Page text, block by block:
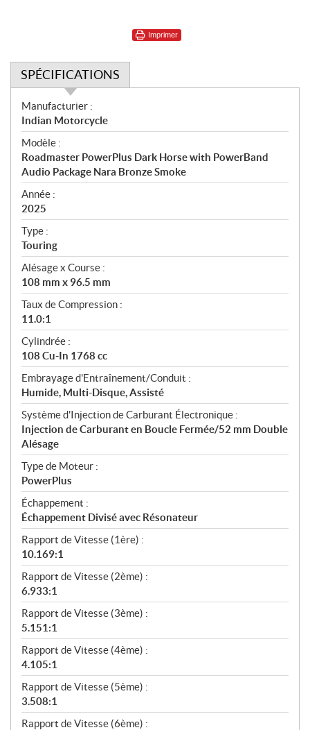
Imprimer
SPÉCIFICATIONS
S
p
é
c
i
f
i
c
a
t
i
o
n
s
Manufacturier :
Indian Motorcycle
Modèle :
Roadmaster PowerPlus Dark Horse with PowerBand
Audio Package Nara Bronze Smoke
Année :
2025
Type :
Touring
Alésage x Course :
108 mm x 96.5 mm
Taux de Compression :
11.0:1
Cylindrée :
108 Cu-In 1768 cc
Embrayage d'Entraînement/Conduit :
Humide, Multi-Disque, Assisté
Système d'Injection de Carburant Électronique :
Injection de Carburant en Boucle Fermée/52 mm Double
Alésage
Type de Moteur :
PowerPlus
Échappement :
Échappement Divisé avec Résonateur
Rapport de Vitesse (1ère) :
10.169:1
Rapport de Vitesse (2ème) :
6.933:1
Rapport de Vitesse (3ème) :
5.151:1
Rapport de Vitesse (4ème) :
4.105:1
Rapport de Vitesse (5ème) :
3.508:1
Rapport de Vitesse (6ème) :